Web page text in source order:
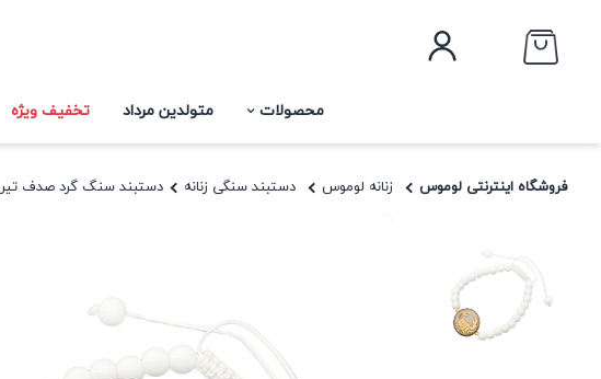
محصولات متولدین مرداد تخفیف ویژه
فروشگاه اینترنتی لوموس زنانه لوموس دستبند سنگی زنانه دستبند سنگ گرد صدف تیر